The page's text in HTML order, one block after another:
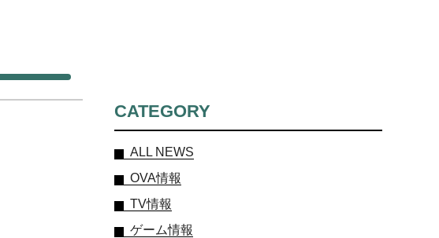
CATEGORY
ALL NEWS
OVA情報
TV情報
ゲーム情報